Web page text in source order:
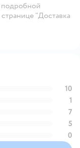
"Доставка
10
1
7
5
0